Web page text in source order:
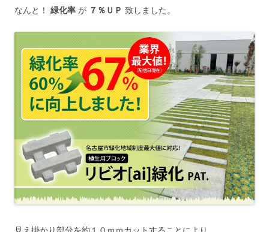
なんと！ 緑化率 が ７％ＵＰ 致しました。